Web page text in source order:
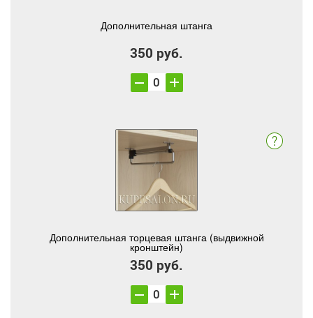
Дополнительная штанга
350 руб.
Дополнительная торцевая штанга (выдвижной
кронштейн)
350 руб.